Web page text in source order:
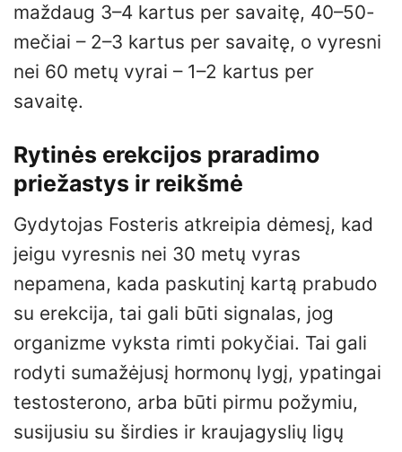
maždaug 3–4 kartus per savaitę, 40–50-
mečiai – 2–3 kartus per savaitę, o vyresni
nei 60 metų vyrai – 1–2 kartus per
savaitę.
Rytinės erekcijos praradimo
priežastys ir reikšmė
Gydytojas Fosteris atkreipia dėmesį, kad
jeigu vyresnis nei 30 metų vyras
nepamena, kada paskutinį kartą prabudo
su erekcija, tai gali būti signalas, jog
organizme vyksta rimti pokyčiai. Tai gali
rodyti sumažėjusį hormonų lygį, ypatingai
testosterono, arba būti pirmu požymiu,
susijusiu su širdies ir kraujagyslių ligų